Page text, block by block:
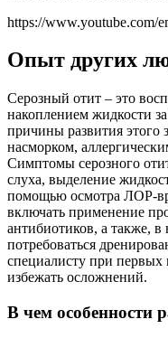
https://www.youtube.com/
Опыт других
Серозный отит – это
накоплением жидкости
причины развития этого
насморком,
Симптомы серозного
слуха, выделение
помощью осмотра ЛОР-
включать применение
антибиотиков, а также,
потребоваться
специалисту при первых
избежать осложнений.
В чем особенности